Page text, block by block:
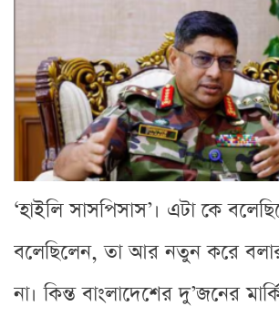
‘হাইলি সাসপিসাস’। এটা কে
বলেছিলেন, তা আর নতুন করে
না। কিন্ত বাংলাদেশের দু’জনের